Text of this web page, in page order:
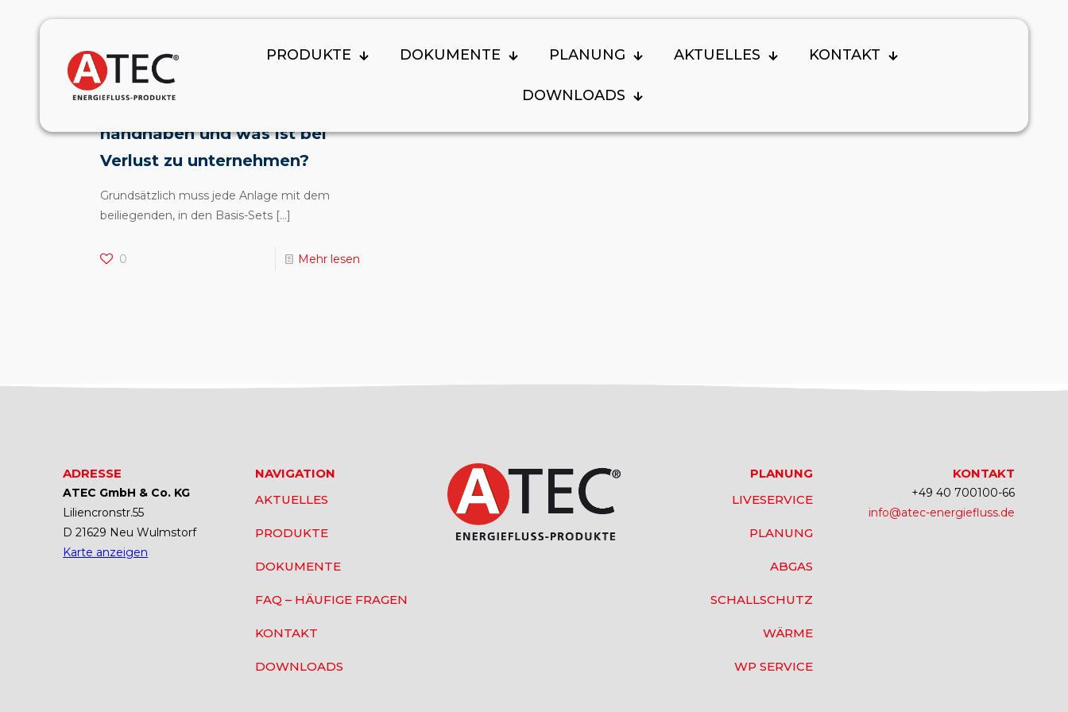
PRODUKTE DOKUMENTE PLANUNG AKTUELLES KONTAKT
DOWNLOADS
Wie ist ein CE-Aufkleber
(Kunststoffabgasanlage) zu
handhaben und was ist bei
Verlust zu unternehmen?
Grundsätzlich muss jede Anlage mit dem
beiliegenden, in den Basis-Sets[…]
0 Mehr lesen
ADRESSE
ATEC GmbH & Co. KG
Liliencronstr.55
D 21629 Neu Wulmstorf
Karte anzeigen
NAVIGATION
AKTUELLES
PRODUKTE
DOKUMENTE
FAQ – HÄUFIGE FRAGEN
KONTAKT
DOWNLOADS
PLANUNG
LIVESERVICE
PLANUNG
ABGAS
SCHALLSCHUTZ
WÄRME
WP SERVICE
KONTAKT
+49 40 700100-66
info@atec-energiefluss.de